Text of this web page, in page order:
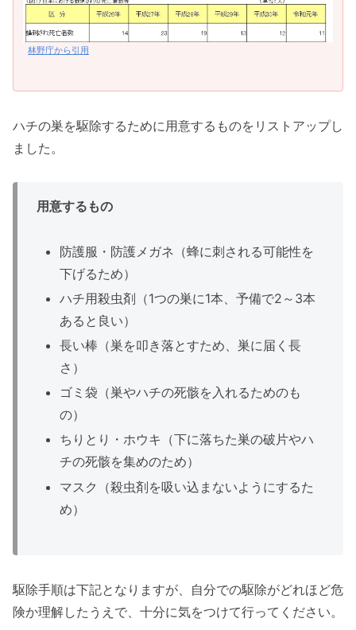
林野庁から引用
ハチの巣を駆除するために用意するものをリストアップし
ました。
用意するもの
防護服・防護メガネ（蜂に刺される可能性を
下げるため）
ハチ用殺虫剤（1つの巣に1本、予備で2～3本
あると良い）
長い棒（巣を叩き落とすため、巣に届く長
さ）
ゴミ袋（巣やハチの死骸を入れるためのも
の）
ちりとり・ホウキ（下に落ちた巣の破片やハ
チの死骸を集めのため）
マスク（殺虫剤を吸い込まないようにするた
め）
駆除手順は下記となりますが、自分での駆除がどれほど危
険か理解したうえで、十分に気をつけて行ってください。